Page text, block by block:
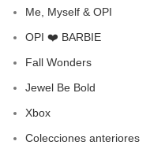
Me, Myself & OPI
OPI ❤️ BARBIE
Fall Wonders
Jewel Be Bold
Xbox
Colecciones anteriores